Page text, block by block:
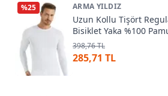
%25 ARMA YILDIZ
Uzun Kollu Tişört
Bisiklet Yaka %100
398,76 TL
285,71 TL